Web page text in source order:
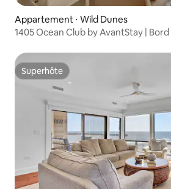
Appartement ⋅ Wild Dunes
1405 Ocean Club by AvantStay |
Superhôte
Superhôte